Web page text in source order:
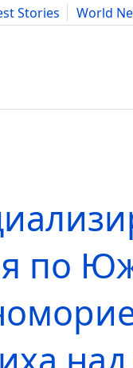
Stories
World
Science
по